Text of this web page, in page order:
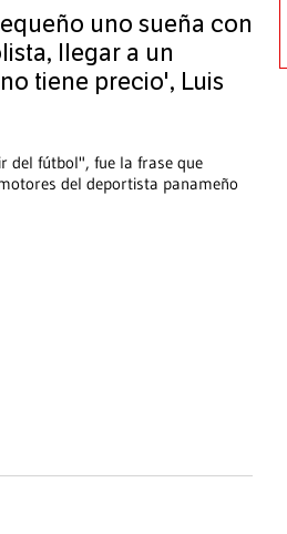
uno sueña con
llegar a un
tiene precio', Luis
del fútbol", fue la frase que
del deportista panameño